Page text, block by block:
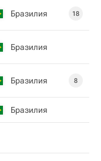
Бразилия 18
Бразилия
Бразилия 8
Бразилия